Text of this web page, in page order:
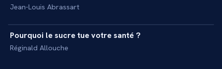
Jean-Louis Abrassart
MASTERCLASS
Pourquoi le sucre tue votre santé ?
Réginald Allouche